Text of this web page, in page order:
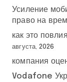
Усиление
право на
как это
августа, 2026
компания
Vodafone